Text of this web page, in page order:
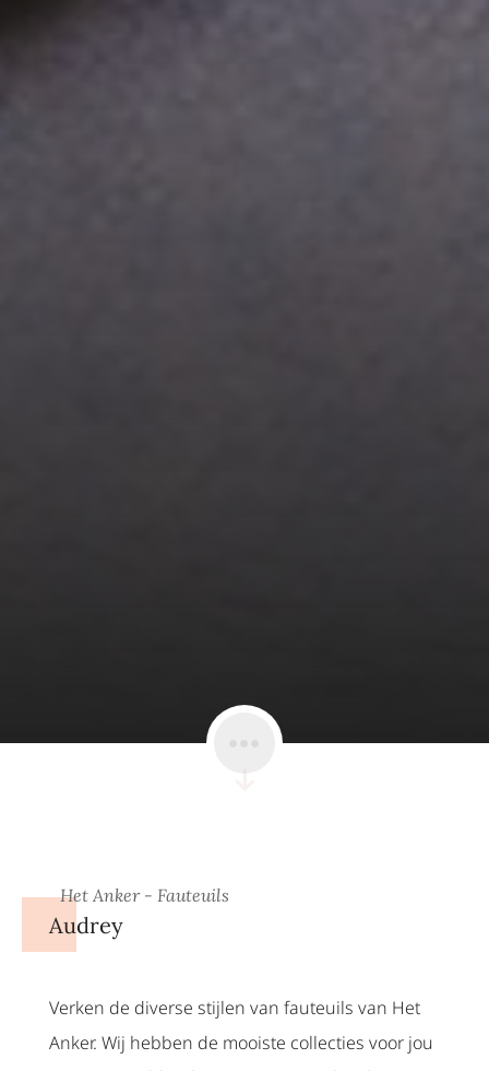
Het Anker - Fauteuils
Audrey
Verken de diverse stijlen van fauteuils van Het
Anker. Wij hebben de mooiste collecties voor jou